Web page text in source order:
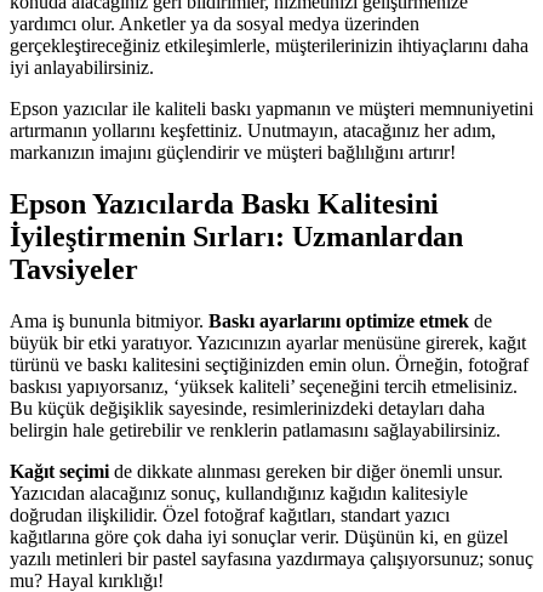
yardımcı olur. Anketler ya da sosyal medya üzerinden
gerçekleştireceğiniz etkileşimlerle, müşterilerinizin ihtiyaçlarını daha
iyi anlayabilirsiniz.
Epson yazıcılar ile kaliteli baskı yapmanın ve müşteri memnuniyetini
artırmanın yollarını keşfettiniz. Unutmayın, atacağınız her adım,
markanızın imajını güçlendirir ve müşteri bağlılığını artırır!
Epson Yazıcılarda Baskı Kalitesini
İyileştirmenin Sırları: Uzmanlardan
Tavsiyeler
Ama iş bununla bitmiyor. Baskı ayarlarını optimize etmek de
büyük bir etki yaratıyor. Yazıcınızın ayarlar menüsüne girerek, kağıt
türünü ve baskı kalitesini seçtiğinizden emin olun. Örneğin, fotoğraf
baskısı yapıyorsanız, ‘yüksek kaliteli’ seçeneğini tercih etmelisiniz.
Bu küçük değişiklik sayesinde, resimlerinizdeki detayları daha
belirgin hale getirebilir ve renklerin patlamasını sağlayabilirsiniz.
Kağıt seçimi de dikkate alınması gereken bir diğer önemli unsur.
Yazıcıdan alacağınız sonuç, kullandığınız kağıdın kalitesiyle
doğrudan ilişkilidir. Özel fotoğraf kağıtları, standart yazıcı
kağıtlarına göre çok daha iyi sonuçlar verir. Düşünün ki, en güzel
yazılı metinleri bir pastel sayfasına yazdırmaya çalışıyorsunuz; sonuç
mu? Hayal kırıklığı!